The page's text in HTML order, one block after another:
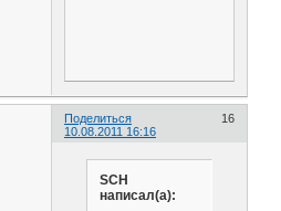
Поделиться
16
10.08.2011 16:16
SCH
написал(а):